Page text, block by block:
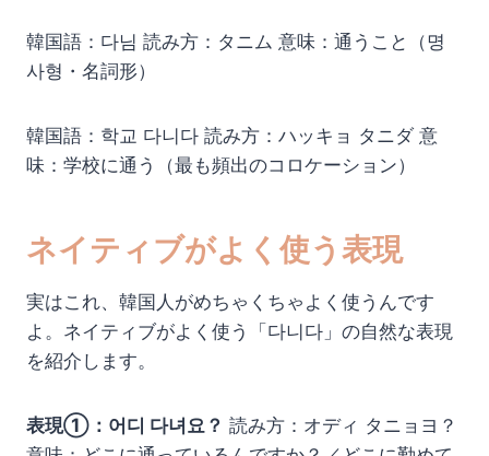
韓国語：다님 読み方：タニム 意味：通うこと（명
사형・名詞形）
韓国語：학교 다니다 読み方：ハッキョ タニダ 意
味：学校に通う（最も頻出のコロケーション）
ネイティブがよく使う表現
実はこれ、韓国人がめちゃくちゃよく使うんです
よ。ネイティブがよく使う「다니다」の自然な表現
を紹介します。
表現①：어디 다녀요？ 読み方：オディ タニョヨ？